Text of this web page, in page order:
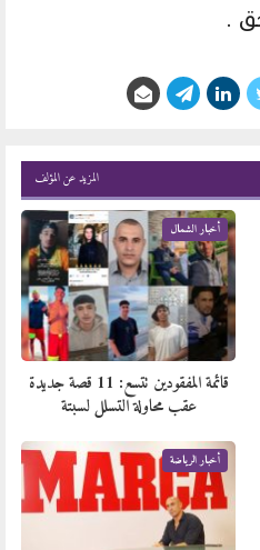
.
المزيد عن المؤلف
أخبار الشمال
قائمة المفقودين تتسع: 11 قصة جديدة
عقب محاولة التسلل لسبتة
أخبار الرياضة